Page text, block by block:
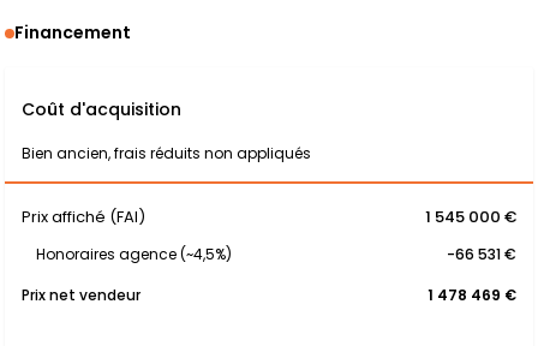
Financement
Coût d'acquisition
Bien ancien, frais réduits non appliqués
Prix affiché (FAI) 1 545 000 €
Honoraires agence (~4,5%)
-66 531 €
Prix net vendeur
1 478 469 €